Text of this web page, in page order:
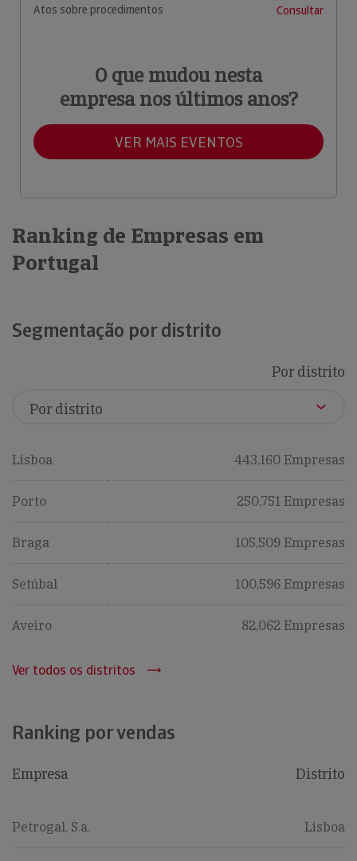
Atos sobre procedimentos
Consultar
O que mudou nesta
empresa nos últimos anos?
VER MAIS EVENTOS
Ranking de Empresas em
Portugal
Segmentação por distrito
Por distrito
Lisboa 443,160 Empresas
Porto 250,751 Empresas
Braga 105,509 Empresas
Setúbal 100,596 Empresas
Aveiro 82,062 Empresas
Ver todos os distritos
Ranking por vendas
Empresa Distrito
Petrogal, S.a. Lisboa